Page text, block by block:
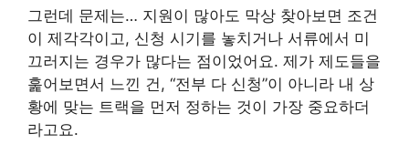
그런데 문제는… 지원이 많아도 막상 찾아보면 조건
이 제각각이고, 신청 시기를 놓치거나 서류에서 미
끄러지는 경우가 많다는 점이었어요. 제가 제도들을
훑어보면서 느낀 건, “전부 다 신청”이 아니라 내 상
황에 맞는 트랙을 먼저 정하는 것이 가장 중요하더
라고요.